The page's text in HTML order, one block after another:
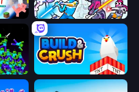
Space Wars Battleground
Build and Crush